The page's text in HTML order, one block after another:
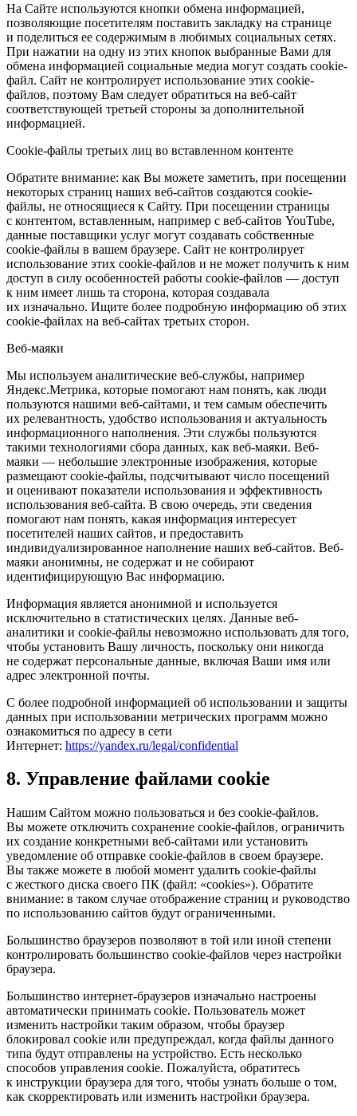
На Сайте используются кнопки обмена информацией,
позволяющие посетителям поставить закладку на странице
и поделиться ее содержимым в любимых социальных сетях.
При нажатии на одну из этих кнопок выбранные Вами для
обмена информацией социальные медиа могут создать cookie-
файл. Сайт не контролирует использование этих cookie-
файлов, поэтому Вам следует обратиться на веб-сайт
соответствующей третьей стороны за дополнительной
информацией.
Cookie-файлы третьих лиц во вставленном контенте
Обратите внимание: как Вы можете заметить, при посещении
некоторых страниц наших веб-сайтов создаются cookie-
файлы, не относящиеся к Сайту. При посещении страницы
с контентом, вставленным, например с веб-сайтов YouTube,
данные поставщики услуг могут создавать собственные
cookie-файлы в вашем браузере. Сайт не контролирует
использование этих cookie-файлов и не может получить к ним
доступ в силу особенностей работы cookie-файлов — доступ
к ним имеет лишь та сторона, которая создавала
их изначально. Ищите более подробную информацию об этих
cookie-файлах на веб-сайтах третьих сторон.
Веб-маяки
Мы используем аналитические веб-службы, например
Яндекс.Метрика, которые помогают нам понять, как люди
пользуются нашими веб-сайтами, и тем самым обеспечить
их релевантность, удобство использования и актуальность
информационного наполнения. Эти службы пользуются
такими технологиями сбора данных, как веб-маяки. Веб-
маяки — небольшие электронные изображения, которые
размещают cookie-файлы, подсчитывают число посещений
и оценивают показатели использования и эффективность
использования веб-сайта. В свою очередь, эти сведения
помогают нам понять, какая информация интересует
посетителей наших сайтов, и предоставить
индивидуализированное наполнение наших веб-сайтов. Веб-
маяки анонимны, не содержат и не собирают
идентифицирующую Вас информацию.
Информация является анонимной и используется
исключительно в статистических целях. Данные веб-
аналитики и cookie-файлы невозможно использовать для того,
чтобы установить Вашу личность, поскольку они никогда
не содержат персональные данные, включая Ваши имя или
адрес электронной почты.
С более подробной информацией об использовании и защиты
данных при использовании метрических программ можно
ознакомиться по адресу в сети
Интернет: https://yandex.ru/legal/confidential
8. Управление файлами cookie
Нашим Сайтом можно пользоваться и без cookie-файлов.
Вы можете отключить сохранение cookie-файлов, ограничить
их создание конкретными веб-сайтами или установить
уведомление об отправке cookie-файлов в своем браузере.
Вы также можете в любой момент удалить cookie-файлы
с жесткого диска своего ПК (файл: «cookies»). Обратите
внимание: в таком случае отображение страниц и руководство
по использованию сайтов будут ограниченными.
Большинство браузеров позволяют в той или иной степени
контролировать большинство cookie-файлов через настройки
браузера.
Большинство интернет-браузеров изначально настроены
автоматически принимать cookie. Пользователь может
изменить настройки таким образом, чтобы браузер
блокировал cookie или предупреждал, когда файлы данного
типа будут отправлены на устройство. Есть несколько
способов управления cookie. Пожалуйста, обратитесь
к инструкции браузера для того, чтобы узнать больше о том,
как скорректировать или изменить настройки браузера.